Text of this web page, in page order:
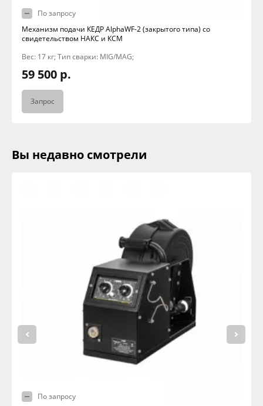
По запросу
Механизм подачи КЕДР AlphaWF-2 (закрытого типа) со
свидетельством НАКС и КСМ
Вес: 17 кг; Тип сварки: MIG/MAG;
59 500 р.
Запрос
Вы недавно смотрели
По запросу